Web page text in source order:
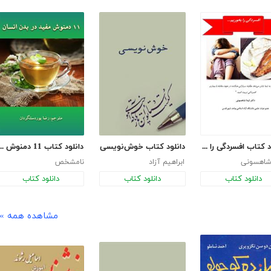
دانلود کتاب افسردگی را بخوریم
شاهسونی
دانلود کتاب
دانلود کتاب خوش‌نویسی
ابراهیم آزاد
دانلود کتاب
دانلود کتاب 11
نامشخص
دانلود کتاب
مشاهده همه »